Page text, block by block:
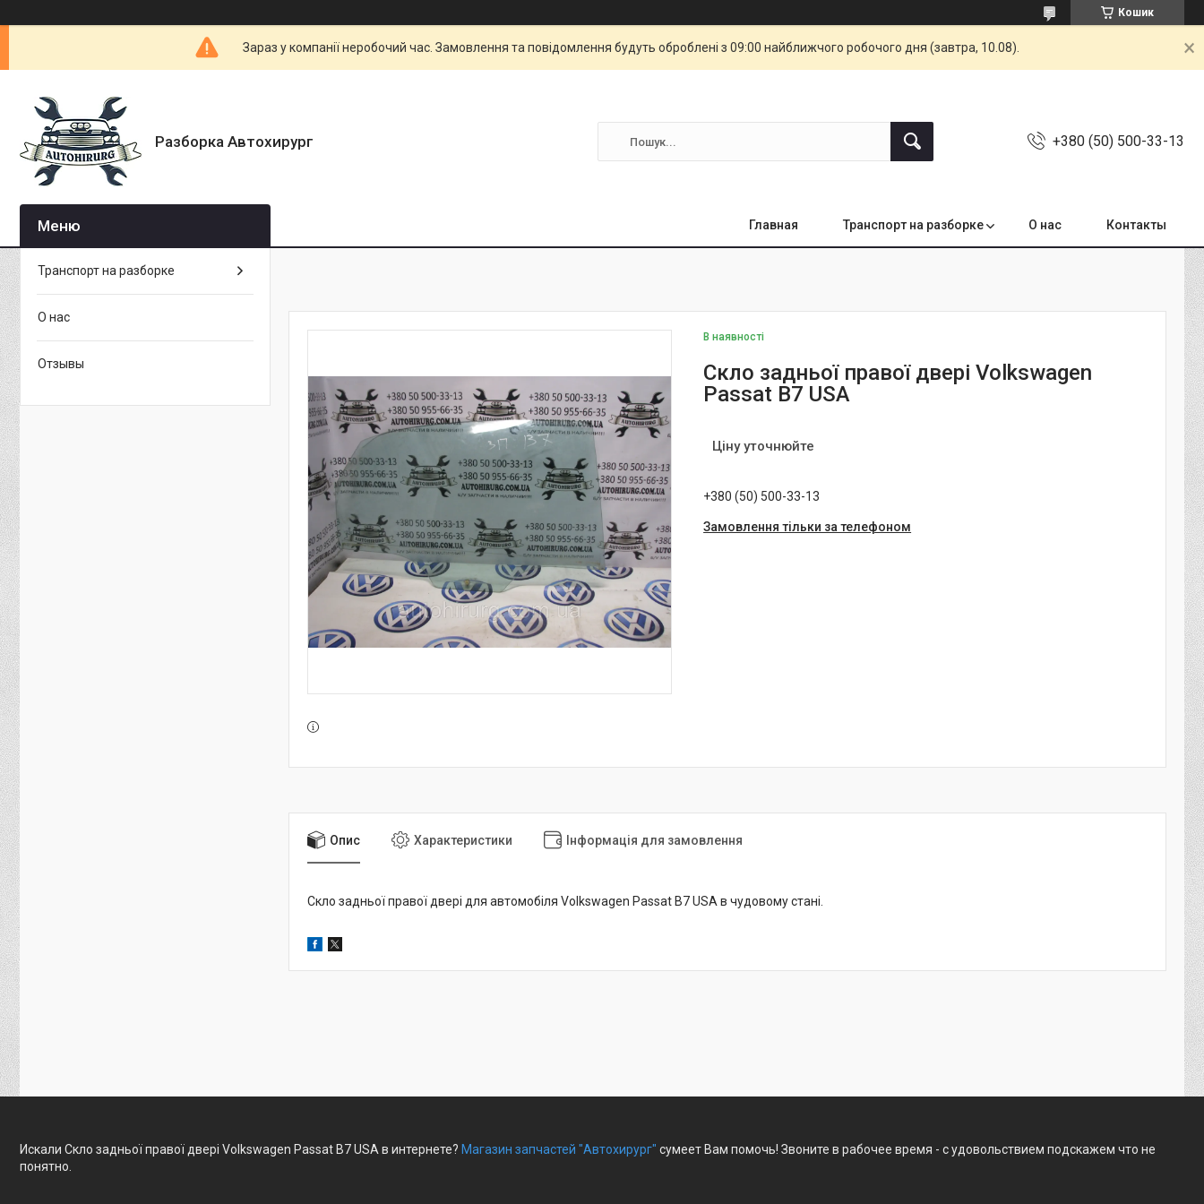
Кошик
Зараз у компанії неробочий час. Замовлення та повідомлення будуть оброблені з 09:00 найближчого робочого дня (завтра, 10.08).
Разборка Автохирург +380 (50) 500-33-13
Главная Транспорт на разборке О нас Контакты
В наявності
Скло задньої правої двері Volkswagen
Passat B7 USA
Ціну уточнюйте
+380 (50) 500-33-13
Замовлення тільки за телефоном
Опис Характеристики Інформація для замовлення
Скло задньої правої двері для автомобіля Volkswagen Passat B7 USA в чудовому стані.
Транспорт на разборке
О нас
Отзывы
Искали Скло задньої правої двері Volkswagen Passat B7 USA в интернете? Магазин запчастей "Автохирург" сумеет Вам помочь! Звоните в рабочее время - с удовольствием подскажем что не
понятно.